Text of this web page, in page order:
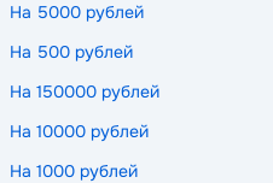
На 5000 рублей
На 500 рублей
На 150000 рублей
На 10000 рублей
На 1000 рублей